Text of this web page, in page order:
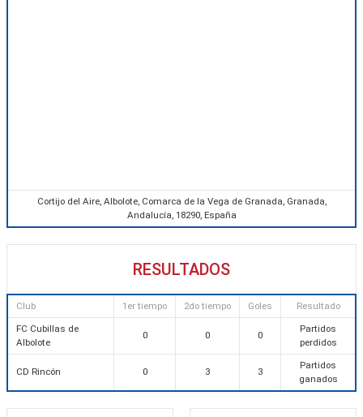
Cortijo del Aire, Albolote, Comarca de la Vega de Granada, Granada,
Andalucía, 18290, España
RESULTADOS
Club 1er tiempo 2do tiempo Goles
Resultado
FC Cubillas de
Albolote
0 0 0
Partidos
perdidos
CD Rincón 0 3 3
Partidos
ganados